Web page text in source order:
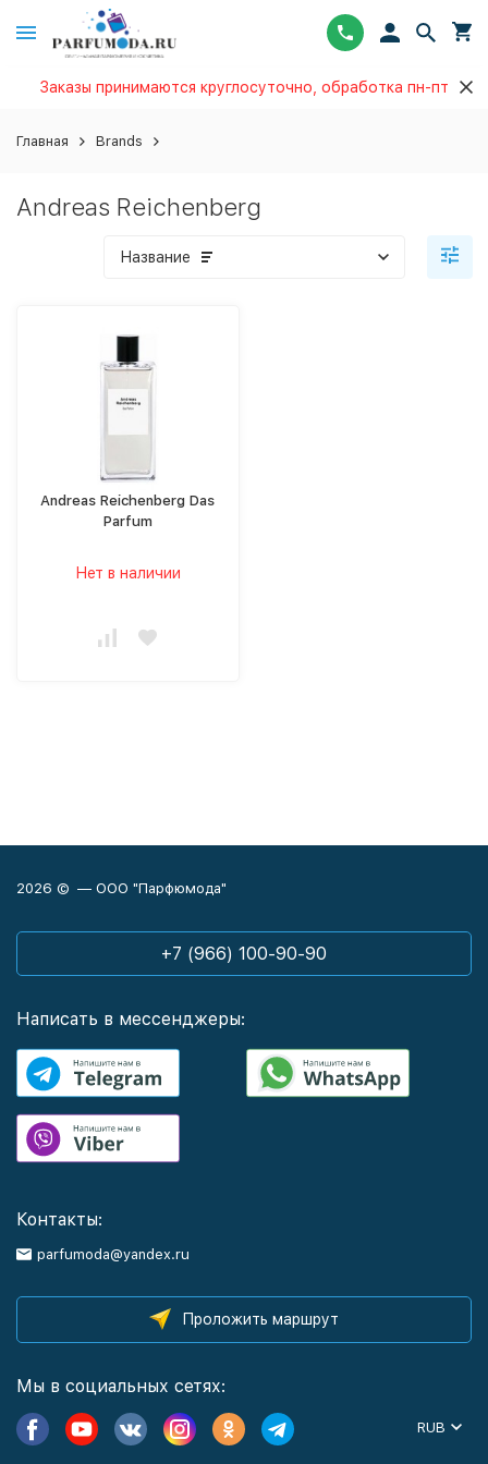
Заказы принимаются круглосуточно, обработка пн-пт
Главная Brands
Andreas Reichenberg
Название
Andreas Reichenberg Das
Parfum
Нет в наличии
2026 © — ООО "Парфюмода"
+7 (966) 100-90-90
Написать в мессенджеры:
Контакты:
parfumoda@yandex.ru
Проложить маршрут
Мы в социальных сетях:
RUB